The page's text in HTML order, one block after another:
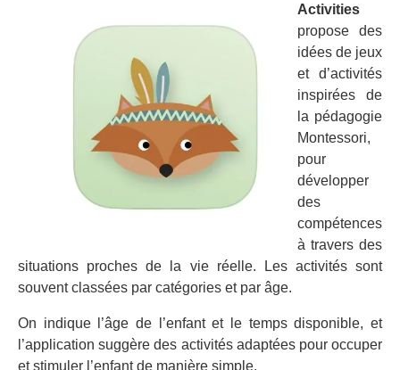
Activities
propose des
idées de jeux
et d’activités
inspirées de
la pédagogie
Montessori,
pour
développer
des
compétences
à travers des
situations proches de la vie réelle. Les activités sont
souvent classées par catégories et par âge.
On indique l’âge de l’enfant et le temps disponible, et
l’application suggère des activités adaptées pour occuper
et stimuler l’enfant de manière simple.